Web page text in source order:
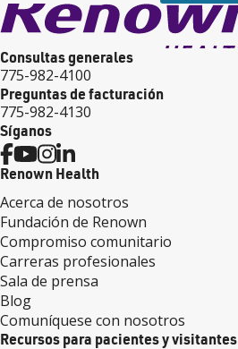
Consultas generales
775-982-4100
Preguntas de facturación
775-982-4130
Síganos
Renown Health
Acerca de nosotros
Fundación de Renown
Compromiso comunitario
Carreras profesionales
Sala de prensa
Blog
Comuníquese con nosotros
Recursos para pacientes y visitantes